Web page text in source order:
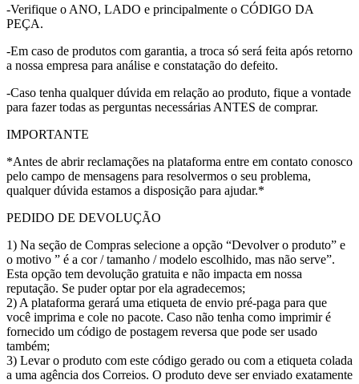
-Verifique o ANO, LADO e principalmente o CÓDIGO DA
PEÇA.
-Em caso de produtos com garantia, a troca só será feita após retorno
a nossa empresa para análise e constatação do defeito.
-Caso tenha qualquer dúvida em relação ao produto, fique a vontade
para fazer todas as perguntas necessárias ANTES de comprar.
IMPORTANTE
*Antes de abrir reclamações na plataforma entre em contato conosco
pelo campo de mensagens para resolvermos o seu problema,
qualquer dúvida estamos a disposição para ajudar.*
PEDIDO DE DEVOLUÇÃO
1) Na seção de Compras selecione a opção “Devolver o produto” e
o motivo ” é a cor / tamanho / modelo escolhido, mas não serve”.
Esta opção tem devolução gratuita e não impacta em nossa
reputação. Se puder optar por ela agradecemos;
2) A plataforma gerará uma etiqueta de envio pré-paga para que
você imprima e cole no pacote. Caso não tenha como imprimir é
fornecido um código de postagem reversa que pode ser usado
também;
3) Levar o produto com este código gerado ou com a etiqueta colada
a uma agência dos Correios. O produto deve ser enviado exatamente